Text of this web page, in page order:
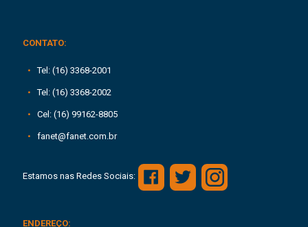
CONTATO:
Tel: (16) 3368-2001
Tel: (16) 3368-2002
Cel: (16) 99162-8805
fanet@fanet.com.br
Estamos nas Redes Sociais:
ENDEREÇO: